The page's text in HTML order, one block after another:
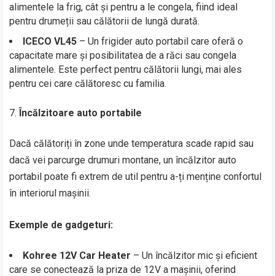
alimentele la frig, cât și pentru a le congela, fiind ideal
pentru drumeții sau călătorii de lungă durată.
ICECO VL45 – Un frigider auto portabil care oferă o
capacitate mare și posibilitatea de a răci sau congela
alimentele. Este perfect pentru călătorii lungi, mai ales
pentru cei care călătoresc cu familia.
Încălzitoare auto portabile
Dacă călătoriți în zone unde temperatura scade rapid sau
dacă vei parcurge drumuri montane, un încălzitor auto
portabil poate fi extrem de util pentru a-ți menține confortul
în interiorul mașinii.
Exemple de gadgeturi:
Kohree 12V Car Heater – Un încălzitor mic și eficient
care se conectează la priza de 12V a mașinii, oferind